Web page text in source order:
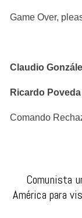
Game Over,
Claudio
Ricardo
Comando
Comunista
América para